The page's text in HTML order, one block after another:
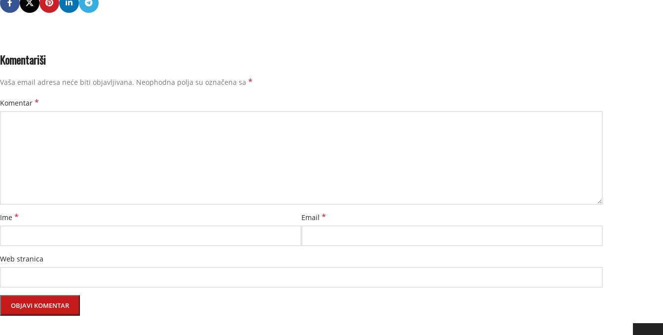
Komentariši
Vaša email adresa neće biti objavljivana. Neophodna polja su označena sa *
Komentar *
Ime * Email *
Web stranica